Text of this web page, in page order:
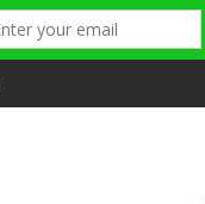
Aeroportul